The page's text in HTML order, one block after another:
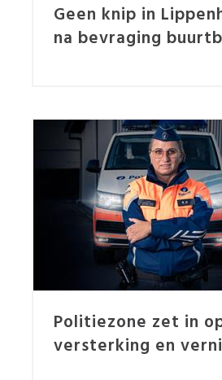
Geen knip in
na bevraging
Politiezone zet in
versterking en